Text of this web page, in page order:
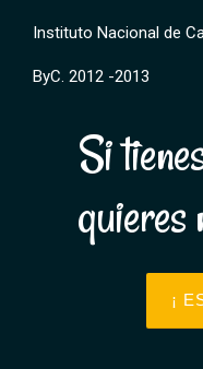
Instituto Nacional de
ByC. 2012 -2013
Si
quieres
¡